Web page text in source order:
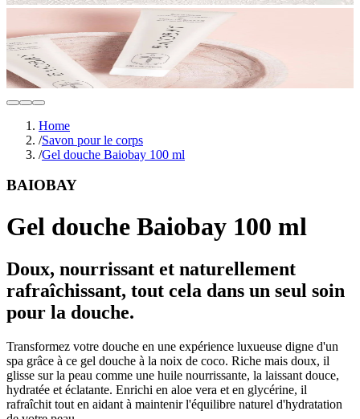
Home
/Savon pour le corps
/Gel douche Baiobay 100 ml
BAIOBAY
Gel douche Baiobay 100 ml
Doux, nourrissant et naturellement
rafraîchissant, tout cela dans un seul soin
pour la douche.
Transformez votre douche en une expérience luxueuse digne d'un
spa grâce à ce gel douche à la noix de coco. Riche mais doux, il
glisse sur la peau comme une huile nourrissante, la laissant douce,
hydratée et éclatante. Enrichi en aloe vera et en glycérine, il
rafraîchit tout en aidant à maintenir l'équilibre naturel d'hydratation